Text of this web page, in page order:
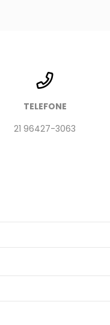
TELEFONE
21 96427-3063